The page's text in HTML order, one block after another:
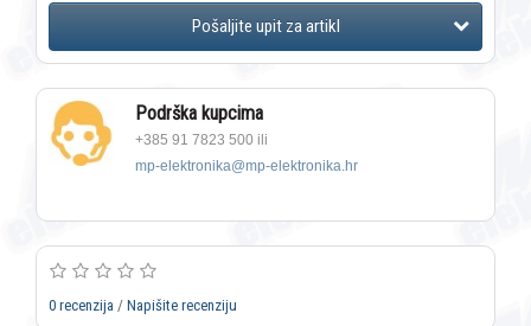
Podrška kupcima
+385 91 7823 500 ili
mp-elektronika@mp-elektronika.hr
0 recenzija / Napišite recenziju